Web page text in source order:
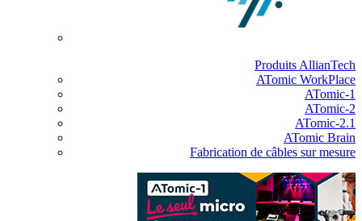
Produits AllianTech
ATomic WorkPlace
ATomic-1
ATomic-2
ATomic-2.1
ATomic Brain
Fabrication de câbles sur mesure